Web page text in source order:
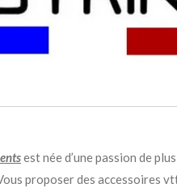
est née d’une passion de
proposer des accessoires